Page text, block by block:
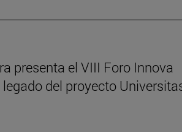
presenta el VIII Foro Innova
del proyecto